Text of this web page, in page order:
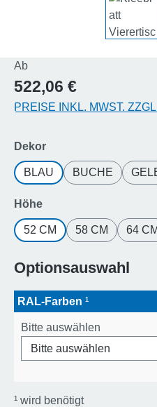
AbRegulärer Preis:
522,06 €
PREISE INKL. MWST.
Dekorauswählen
BLAU BUCHE
Höheauswählen
52 CM 58 CM 64 CM
Optionsauswahl
RAL-Farben ¹
Bitte auswählen
¹ wird benötigt